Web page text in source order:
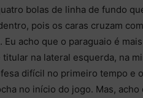
bolas de linha de fundo
pois os caras cruzam
Eu acho que o paraguaio é
titular na lateral esquerda, na
difícil no primeiro tempo e
no início do jogo. Mas,